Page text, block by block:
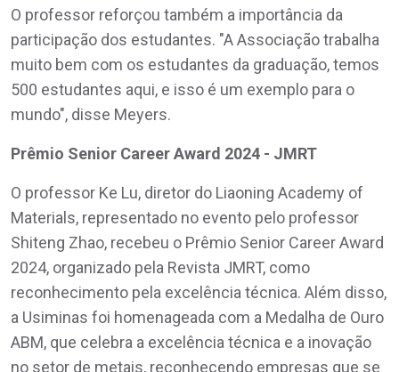
O professor reforçou também a importância da
participação dos estudantes. "A Associação trabalha
muito bem com os estudantes da graduação, temos
500 estudantes aqui, e isso é um exemplo para o
mundo", disse Meyers.
Prêmio Senior Career Award 2024 - JMRT
O professor Ke Lu, diretor do Liaoning Academy of
Materials, representado no evento pelo professor
Shiteng Zhao, recebeu o Prêmio Senior Career Award
2024, organizado pela Revista JMRT, como
reconhecimento pela excelência técnica. Além disso,
a Usiminas foi homenageada com a Medalha de Ouro
ABM, que celebra a excelência técnica e a inovação
no setor de metais, reconhecendo empresas que se